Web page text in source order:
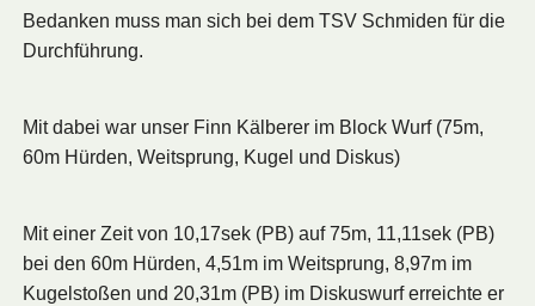
Bedanken muss man sich bei dem TSV Schmiden für die
Durchführung.
Mit dabei war unser Finn Kälberer im Block Wurf (75m,
60m Hürden, Weitsprung, Kugel und Diskus)
Mit einer Zeit von 10,17sek (PB) auf 75m, 11,11sek (PB)
bei den 60m Hürden, 4,51m im Weitsprung, 8,97m im
Kugelstoßen und 20,31m (PB) im Diskuswurf erreichte er